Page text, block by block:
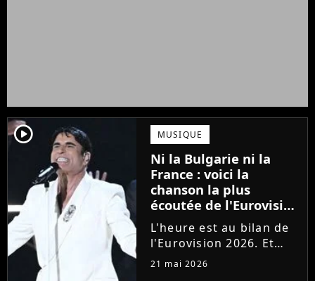
player2 MUSIQUE
Ni la Bulgarie ni la
France : voici la
chanson la plus
écoutée de l'Eurovision
2026, et c'est une
véritable surprise !
L'heure est au bilan de
l'Eurovision 2026. Et
c'est une véritable
21 mai 2026